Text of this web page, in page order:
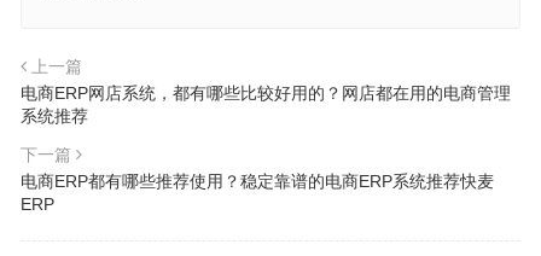
上一篇
电商ERP网店系统，都有哪些比较好用的？网店都在用的电商管理
系统推荐
下一篇
电商ERP都有哪些推荐使用？稳定靠谱的电商ERP系统推荐快麦
ERP